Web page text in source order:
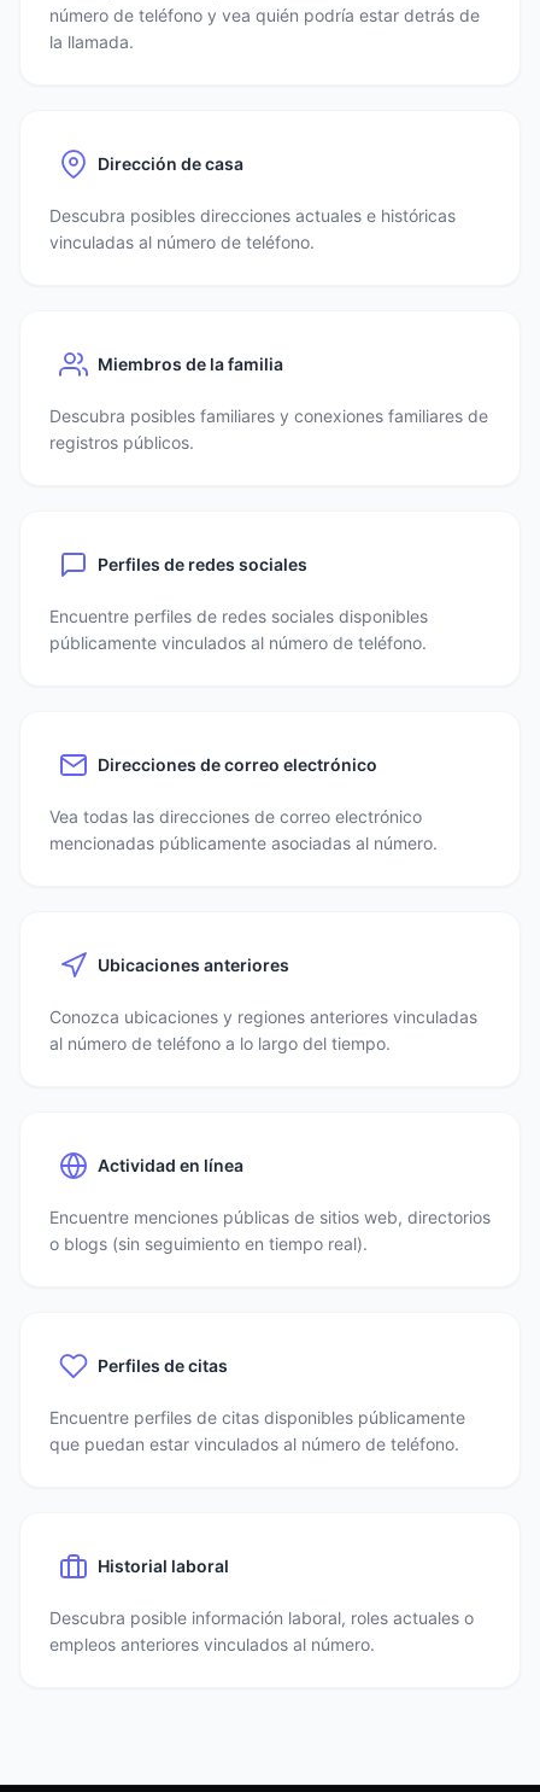
número de teléfono y vea quién podría estar detrás de
la llamada.
Dirección de casa
Descubra posibles direcciones actuales e históricas
vinculadas al número de teléfono.
Miembros de la familia
Descubra posibles familiares y conexiones familiares de
registros públicos.
Perfiles de redes sociales
Encuentre perfiles de redes sociales disponibles
públicamente vinculados al número de teléfono.
Direcciones de correo electrónico
Vea todas las direcciones de correo electrónico
mencionadas públicamente asociadas al número.
Ubicaciones anteriores
Conozca ubicaciones y regiones anteriores vinculadas
al número de teléfono a lo largo del tiempo.
Actividad en línea
Encuentre menciones públicas de sitios web, directorios
o blogs (sin seguimiento en tiempo real).
Perfiles de citas
Encuentre perfiles de citas disponibles públicamente
que puedan estar vinculados al número de teléfono.
Historial laboral
Descubra posible información laboral, roles actuales o
empleos anteriores vinculados al número.